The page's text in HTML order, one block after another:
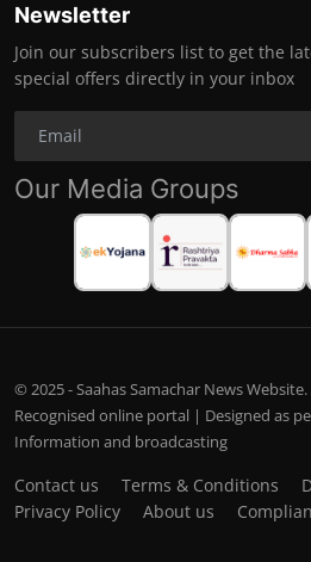
Newsletter
Join our subscribers list to get the
special offers directly in your inbox
Our Media Groups
© 2025 - Saahas Samachar News
Recognised online portal | Designed as
Information and broadcasting
Contact us Terms & Conditions
Privacy Policy
About us